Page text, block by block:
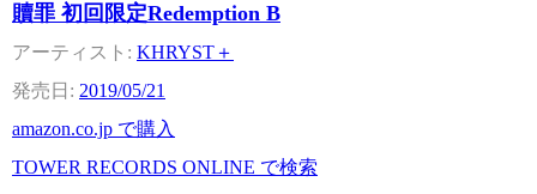
贖罪 初回限定Redemption B
KHRYST＋
2019/05/21
amazon.co.jp で購入
TOWER RECORDS ONLINE で検索